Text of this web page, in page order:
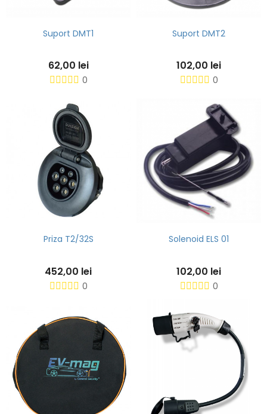
Suport DMT1
62,00 lei
0
Suport DMT2
102,00 lei
0
Priza T2/32S
452,00 lei
0
Solenoid ELS 01
102,00 lei
0